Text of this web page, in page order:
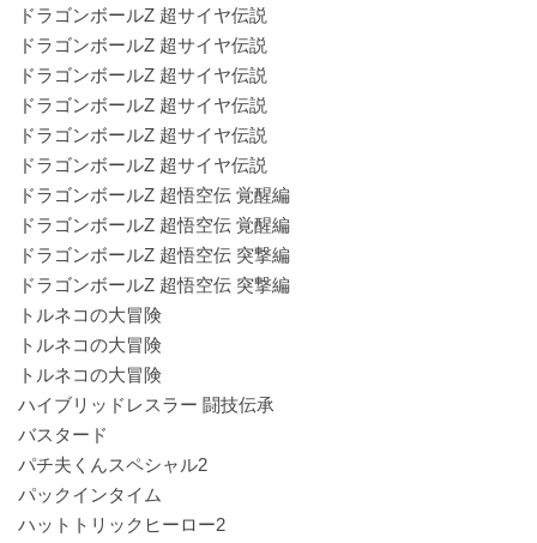
ドラゴンボールZ 超サイヤ伝説
ドラゴンボールZ 超サイヤ伝説
ドラゴンボールZ 超サイヤ伝説
ドラゴンボールZ 超サイヤ伝説
ドラゴンボールZ 超サイヤ伝説
ドラゴンボールZ 超サイヤ伝説
ドラゴンボールZ 超悟空伝 覚醒編
ドラゴンボールZ 超悟空伝 覚醒編
ドラゴンボールZ 超悟空伝 突撃編
ドラゴンボールZ 超悟空伝 突撃編
トルネコの大冒険
トルネコの大冒険
トルネコの大冒険
ハイブリッドレスラー 闘技伝承
バスタード
パチ夫くんスペシャル2
パックインタイム
ハットトリックヒーロー2